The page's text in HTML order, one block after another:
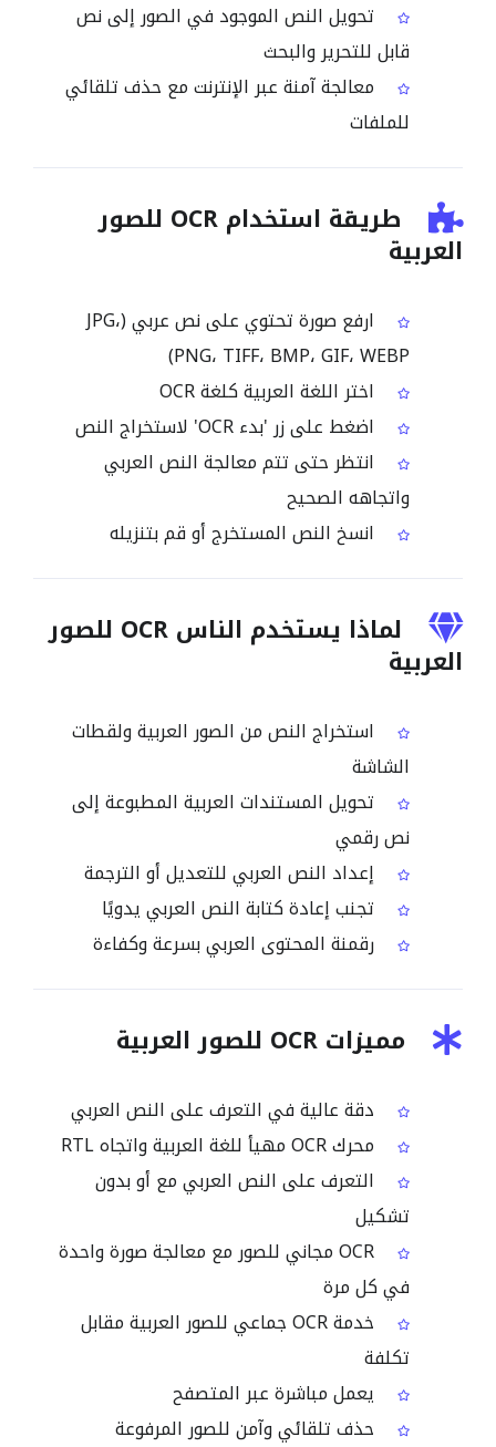
تحويل النص الموجود في الصور إلى نص
قابل للتحرير والبحث
معالجة آمنة عبر الإنترنت مع حذف تلقائي
للملفات
طريقة استخدام OCR للصور
العربية
ارفع صورة تحتوي على نص عربي (JPG،
PNG، TIFF، BMP، GIF، WEBP)
اختر اللغة العربية كلغة OCR
اضغط على زر 'بدء OCR' لاستخراج النص
انتظر حتى تتم معالجة النص العربي
واتجاهه الصحيح
انسخ النص المستخرج أو قم بتنزيله
لماذا يستخدم الناس OCR للصور
العربية
استخراج النص من الصور العربية ولقطات
الشاشة
تحويل المستندات العربية المطبوعة إلى
نص رقمي
إعداد النص العربي للتعديل أو الترجمة
تجنب إعادة كتابة النص العربي يدويًا
رقمنة المحتوى العربي بسرعة وكفاءة
مميزات OCR للصور العربية
دقة عالية في التعرف على النص العربي
محرك OCR مهيأ للغة العربية واتجاه RTL
التعرف على النص العربي مع أو بدون
تشكيل
OCR مجاني للصور مع معالجة صورة واحدة
في كل مرة
خدمة OCR جماعي للصور العربية مقابل
تكلفة
يعمل مباشرة عبر المتصفح
حذف تلقائي وآمن للصور المرفوعة